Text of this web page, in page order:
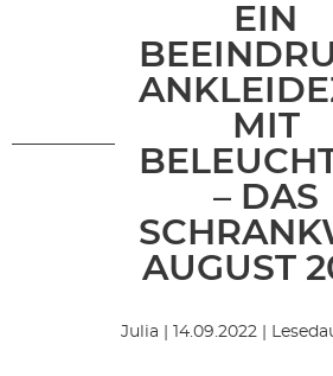
EIN
MIT
– DAS
AUGUST
Julia | 14.09.2022 |